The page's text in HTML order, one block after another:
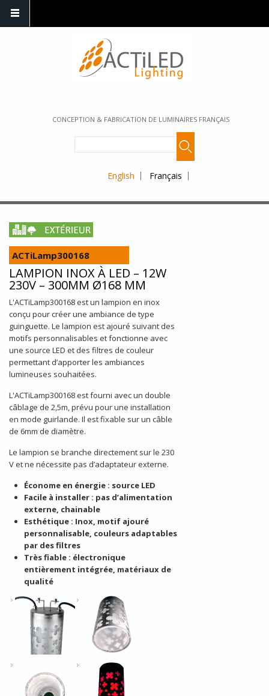
CONCEPTION & FABRICATION DE LUMINAIRES FRANÇAIS
English Français
ACTiLamp300168
LAMPION INOX À LED – 12W
230V – 300MM Ø168 MM
L'ACTiLamp300168 est un lampion en inox
conçu pour créer une ambiance de type
guinguette. Le lampion est ajouré suivant des
motifs personnalisables et fonctionne avec
une source LED et des filtres de couleur
permettant d’apporter les ambiances
lumineuses souhaitées.
L'ACTiLamp300168 est fourni avec un double
câblage de 2,5m, prévu pour une installation
en mode guirlande. Il est fixable sur un câble
de 6mm de diamètre.
Le lampion se branche directement sur le 230
V et ne nécessite pas d’adaptateur externe.
Économe en énergie : source LED
Facile à installer : pas d’alimentation
externe, chainable
Esthétique : Inox, motif ajouré
personnalisable, couleurs adaptables
par des filtres
Très fiable : électronique
entièrement intégrée, matériaux de
qualité